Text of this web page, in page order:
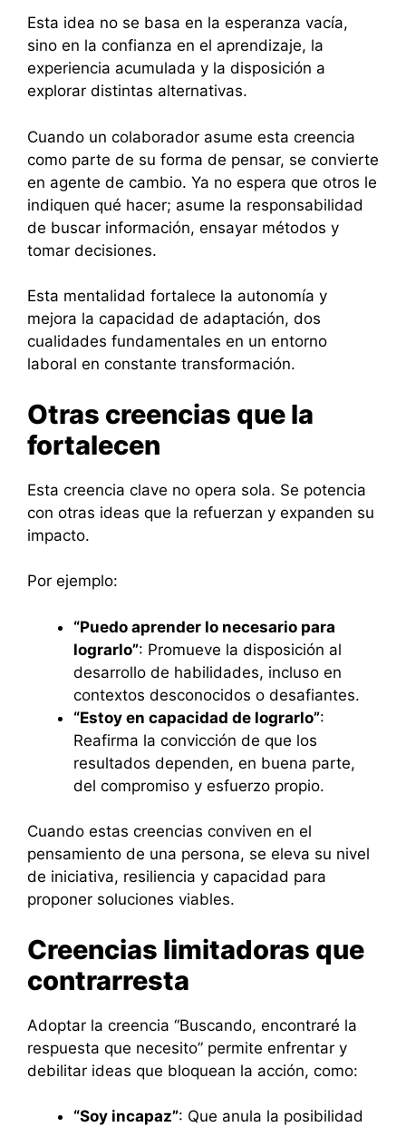
Esta idea no se basa en la esperanza vacía,
sino en la confianza en el aprendizaje, la
experiencia acumulada y la disposición a
explorar distintas alternativas.
Cuando un colaborador asume esta creencia
como parte de su forma de pensar, se convierte
en agente de cambio. Ya no espera que otros le
indiquen qué hacer; asume la responsabilidad
de buscar información, ensayar métodos y
tomar decisiones.
Esta mentalidad fortalece la autonomía y
mejora la capacidad de adaptación, dos
cualidades fundamentales en un entorno
laboral en constante transformación.
Otras creencias que la
fortalecen
Esta creencia clave no opera sola. Se potencia
con otras ideas que la refuerzan y expanden su
impacto.
Por ejemplo:
“Puedo aprender lo necesario para
lograrlo”: Promueve la disposición al
desarrollo de habilidades, incluso en
contextos desconocidos o desafiantes.
“Estoy en capacidad de lograrlo”:
Reafirma la convicción de que los
resultados dependen, en buena parte,
del compromiso y esfuerzo propio.
Cuando estas creencias conviven en el
pensamiento de una persona, se eleva su nivel
de iniciativa, resiliencia y capacidad para
proponer soluciones viables.
Creencias limitadoras que
contrarresta
Adoptar la creencia “Buscando, encontraré la
respuesta que necesito” permite enfrentar y
debilitar ideas que bloquean la acción, como:
“Soy incapaz”: Que anula la posibilidad